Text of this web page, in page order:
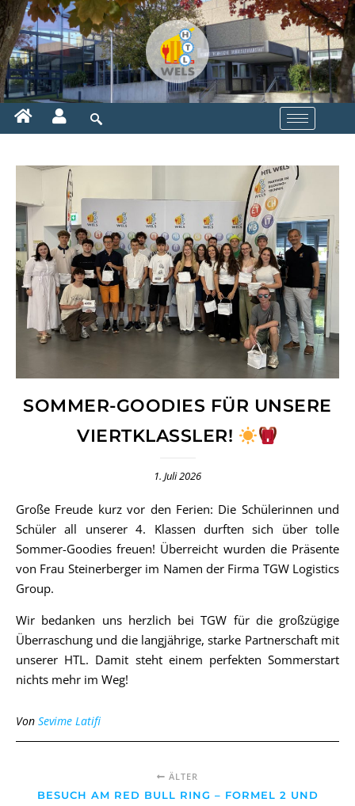
SOMMER-GOODIES FÜR UNSERE
VIERTKLASSLER!
1. Juli 2026
Große Freude kurz vor den Ferien: Die Schülerinnen und
Schüler all unserer 4. Klassen durften sich über tolle
Sommer-Goodies freuen! Überreicht wurden die Präsente
von Frau Steinerberger im Namen der Firma TGW Logistics
Group.
Wir bedanken uns herzlich bei TGW für die großzügige
Überraschung und die langjährige, starke Partnerschaft mit
unserer HTL. Damit steht einem perfekten Sommerstart
nichts mehr im Weg!
Von Sevime Latifi
ÄLTER
BESUCH AM RED BULL RING – FORMEL 2 UND